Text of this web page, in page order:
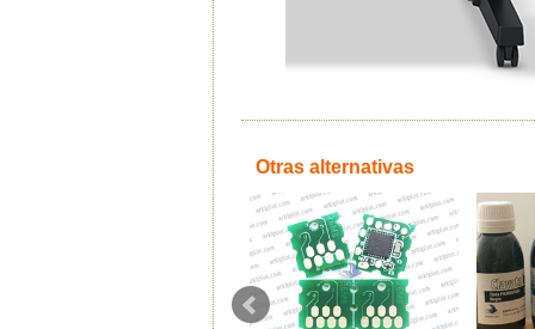
Otras alternativas